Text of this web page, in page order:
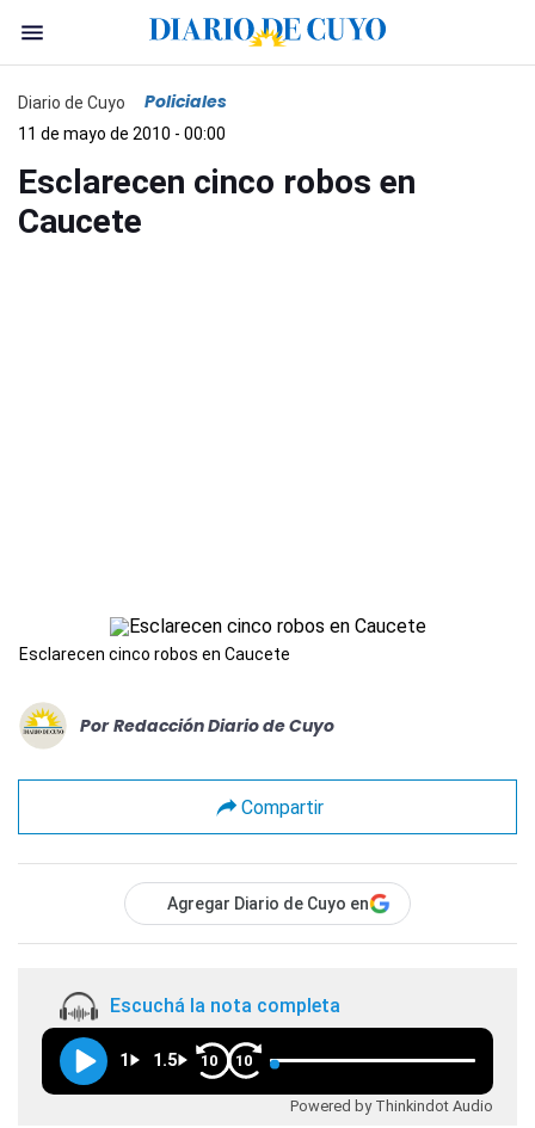
Diario de Cuyo Policiales
11 de mayo de 2010 - 00:00
Esclarecen cinco robos en
Caucete
Esclarecen cinco robos en Caucete
Por Redacción Diario de Cuyo
Compartir
Agregar Diario de Cuyo en
Escuchá la nota completa
1 1.5 10 10
Powered by Thinkindot Audio